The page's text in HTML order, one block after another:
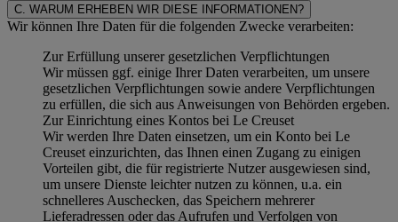
C. WARUM ERHEBEN WIR DIESE INFORMATIONEN?
Wir können Ihre Daten für die folgenden Zwecke verarbeiten:
Zur Erfüllung unserer gesetzlichen Verpflichtungen
Wir müssen ggf. einige Ihrer Daten verarbeiten, um unsere
gesetzlichen Verpflichtungen sowie andere Verpflichtungen
zu erfüllen, die sich aus Anweisungen von Behörden ergeben.
Zur Einrichtung eines Kontos bei Le Creuset
Wir werden Ihre Daten einsetzen, um ein Konto bei Le
Creuset einzurichten, das Ihnen einen Zugang zu einigen
Vorteilen gibt, die für registrierte Nutzer ausgewiesen sind,
um unsere Dienste leichter nutzen zu können, u.a. ein
schnelleres Auschecken, das Speichern mehrerer
Lieferadressen oder das Aufrufen und Verfolgen von